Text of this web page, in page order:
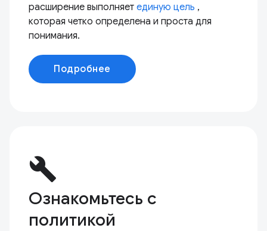
расширение выполняет единую цель ,
которая четко определена и проста для
понимания.
Подробнее
build
Ознакомьтесь с
политикой